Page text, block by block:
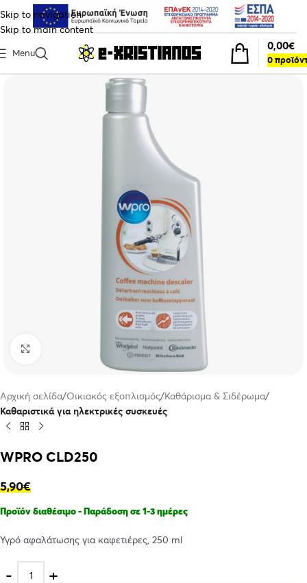
Skip to navigation
Skip to main content
Menu
0
0,00€
Αρχική σελίδα Οικιακός εξοπλισμός Καθάρισμα & Σιδέρωμα
Καθαριστικά για ηλεκτρικές συσκευές
WPRO CLD250
5,90€
Προϊόν διαθέσιμο - Παράδοση σε 1-3 ημέρες
Υγρό αφαλάτωσης για καφετιέρες, 250 ml